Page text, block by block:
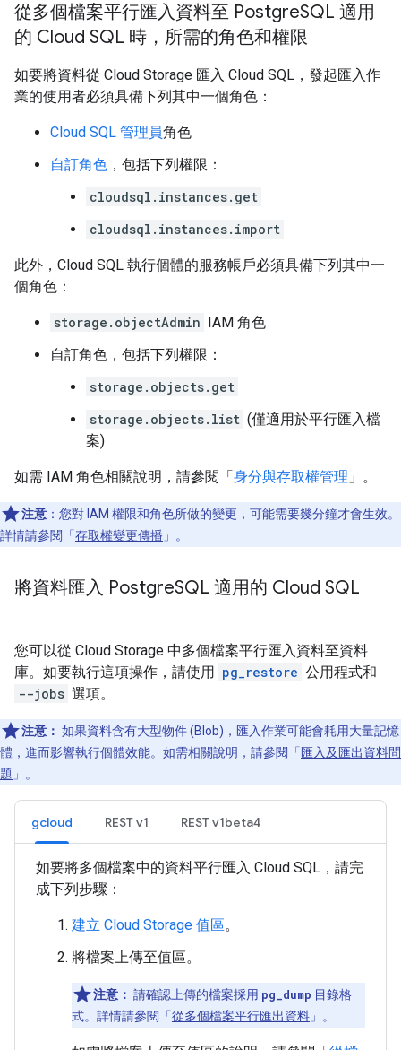
從多個檔案平行匯入資料至 PostgreSQL 適用
的 Cloud SQL 時，所需的角色和權限
如要將資料從 Cloud Storage 匯入 Cloud SQL，發起匯入作
業的使用者必須具備下列其中一個角色：
Cloud SQL 管理員角色
自訂角色 ，包括下列權限：
cloudsql.instances.get
cloudsql.instances.import
此外，Cloud SQL 執行個體的服務帳戶必須具備下列其中一
個角色：
storage.objectAdmin IAM 角色
自訂角色，包括下列權限：
storage.objects.get
storage.objects.list (僅適用於平行匯入檔
案)
如需 IAM 角色相關說明，請參閱「身分與存取權管理 」。
注意 ：您對 IAM 權限和角色所做的變更，可能需要幾分鐘才會生效。
詳情請參閱「 存取權變更傳播 」。
將資料匯入 PostgreSQL 適用的 Cloud SQL
您可以從 Cloud Storage 中多個檔案平行匯入資料至資料
庫。如要執行這項操作，請使用 pg_restore 公用程式和
--jobs 選項。
注意： 如果資料含有大型物件 (Blob)，匯入作業可能會耗用大量記憶
體，進而影響執行個體效能。如需相關說明，請參閱「 匯入及匯出資料問
題 」。
gcloud REST v1 REST v1beta4
如要將多個檔案中的資料平行匯入 Cloud SQL，請完
成下列步驟：
建立 Cloud Storage 值區。
將檔案上傳至值區。
注意： 請確認上傳的檔案採用 pg_dump 目錄格
式。詳情請參閱「 從多個檔案平行匯出資料 」。